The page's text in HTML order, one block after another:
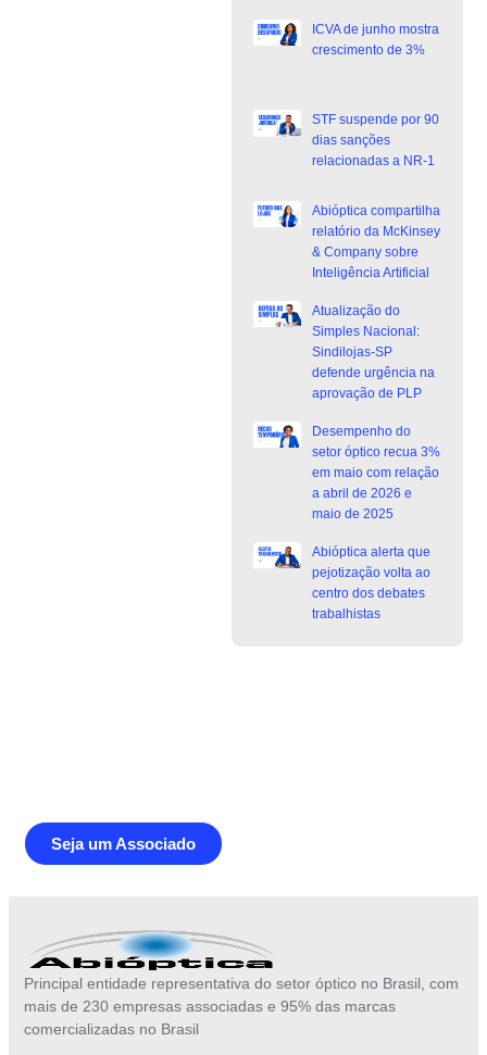
ICVA de junho mostra
crescimento de 3%
STF suspende por 90
dias sanções
relacionadas a NR-1
Abióptica compartilha
relatório da McKinsey
& Company sobre
Inteligência Artificial
Atualização do
Simples Nacional:
Sindilojas-SP
defende urgência na
aprovação de PLP
Desempenho do
setor óptico recua 3%
em maio com relação
a abril de 2026 e
maio de 2025
Abióptica alerta que
pejotização volta ao
centro dos debates
trabalhistas
Seja um Associado
Principal entidade representativa do setor óptico no Brasil, com
mais de 230 empresas associadas e 95% das marcas
comercializadas no Brasil